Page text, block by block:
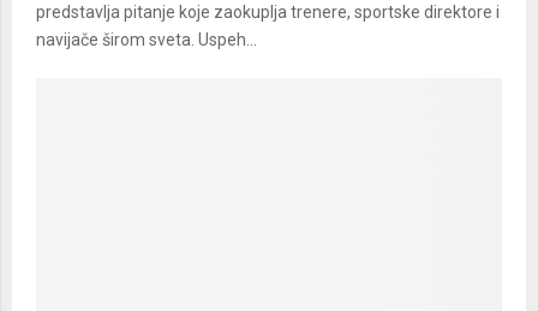
predstavlja pitanje koje zaokuplja trenere, sportske direktore i
navijače širom sveta. Uspeh...